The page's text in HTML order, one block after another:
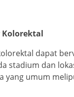
Kolorektal
dapat
stadium dan
yang umum